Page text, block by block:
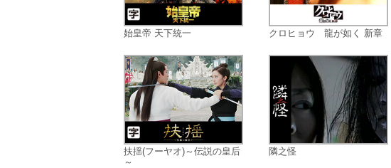
始皇帝 天下統一
扶揺(フーヤオ)～伝説の皇后
～
クロヒョウ 龍が如く 新章
隣之怪